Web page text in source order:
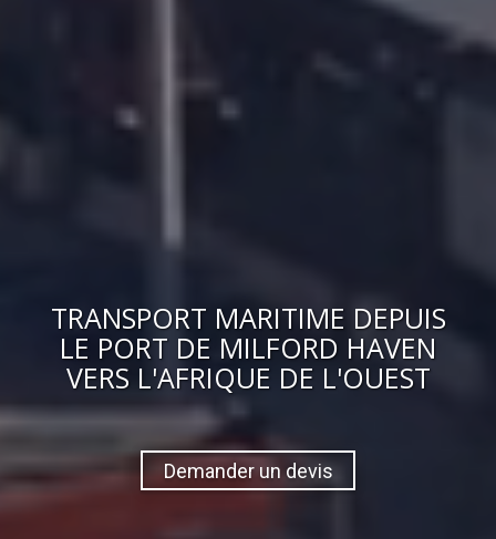
TRANSPORT MARITIME DEPUIS
LE PORT DE MILFORD HAVEN
VERS L'AFRIQUE DE L'OUEST
Demander un devis